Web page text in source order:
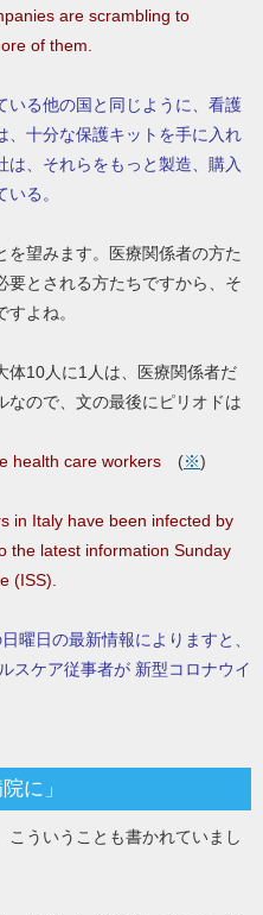
are scrambling to
of them.
いる他の国と同じように、看護
、十分な保護キットを手に入れ
は、それらをもっと製造、購入
る。
望みます。医療関係者の方た
要とされる方たちですから、そ
よね。
体10人に1人は、医療関係者だ
なので、文の最後にピリオドは
health care workers (※)
in Italy have been infected by
the latest information Sunday
(ISS).
曜日の最新情報によりますと、
スケア従事者が 新型コロナウイ
に」
こういうことも書かれていまし